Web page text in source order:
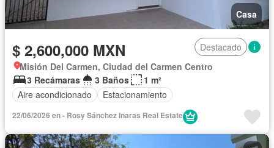
Casa
$ 2,600,000 MXN
Destacado
Misión Del Carmen, Ciudad del Carmen Centro
3 Recámaras
3 Baños
1 m²
Aire acondicionado
Estacionamiento
22/06/2026 en - Rosy Sánchez Inaras Real Estate